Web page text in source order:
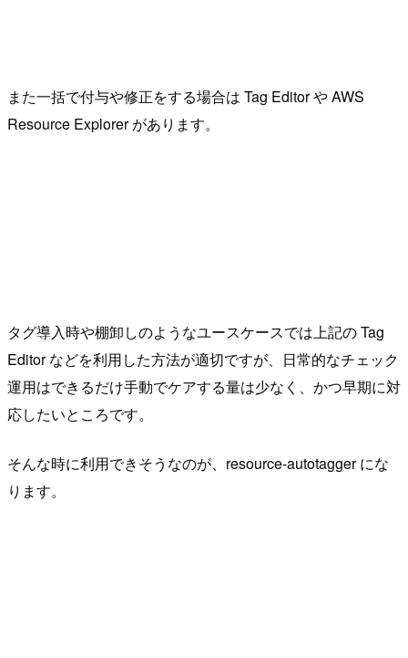
また一括で付与や修正をする場合は Tag Editor や AWS
Resource Explorer があります。
タグ導入時や棚卸しのようなユースケースでは上記の Tag
Editor などを利用した方法が適切ですが、日常的なチェック
運用はできるだけ手動でケアする量は少なく、かつ早期に対
応したいところです。
そんな時に利用できそうなのが、resource-autotagger にな
ります。